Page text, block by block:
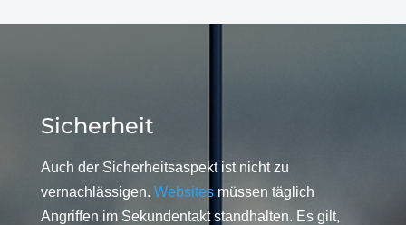
Sicherheit
Auch der Sicherheitsaspekt ist nicht zu
vernachlässigen. Websitesmüssen täglich
Angriffen im Sekundentakt standhalten. Es gilt,